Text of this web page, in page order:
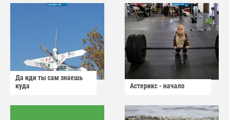
Да иди ты сам знаешь
куда
Астерикс - начало